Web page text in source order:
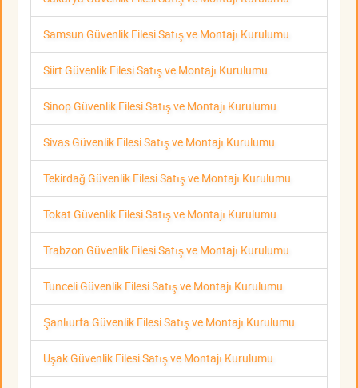
Samsun Güvenlik Filesi Satış ve Montajı Kurulumu
Siirt Güvenlik Filesi Satış ve Montajı Kurulumu
Sinop Güvenlik Filesi Satış ve Montajı Kurulumu
Sivas Güvenlik Filesi Satış ve Montajı Kurulumu
Tekirdağ Güvenlik Filesi Satış ve Montajı Kurulumu
Tokat Güvenlik Filesi Satış ve Montajı Kurulumu
Trabzon Güvenlik Filesi Satış ve Montajı Kurulumu
Tunceli Güvenlik Filesi Satış ve Montajı Kurulumu
Şanlıurfa Güvenlik Filesi Satış ve Montajı Kurulumu
Uşak Güvenlik Filesi Satış ve Montajı Kurulumu